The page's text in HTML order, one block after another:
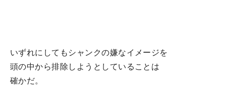
いずれにしてもシャンクの嫌なイメージを
頭の中から排除しようとしていることは
確かだ。